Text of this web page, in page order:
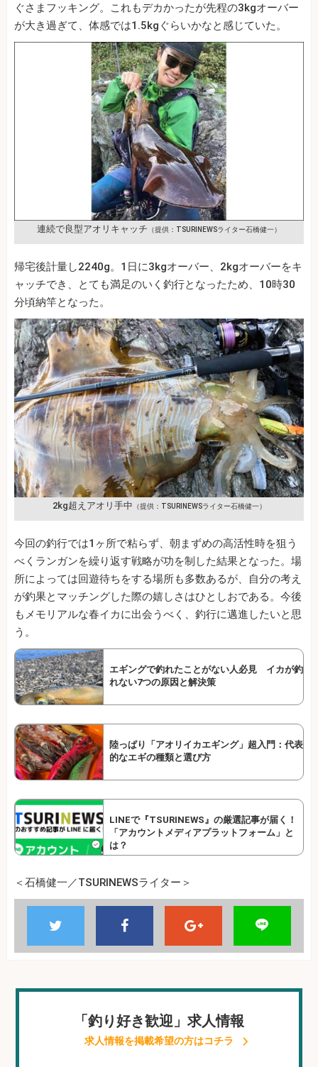
ぐさまフッキング。これもデカかったが先程の3kgオーバー
が大き過ぎて、体感では1.5kgぐらいかなと感じていた。
連続で良型アオリキャッチ （提供：TSURINEWSライター石橋健一）
帰宅後計量し2240g。1日に3kgオーバー、2kgオーバーをキ
ャッチでき、とても満足のいく釣行となったため、10時30
分頃納竿となった。
2kg超えアオリ手中 （提供：TSURINEWSライター石橋健一）
今回の釣行では1ヶ所で粘らず、朝まずめの高活性時を狙う
べくランガンを繰り返す戦略が功を制した結果となった。場
所によっては回遊待ちをする場所も多数あるが、自分の考え
が釣果とマッチングした際の嬉しさはひとしおである。今後
もメモリアルな春イカに出会うべく、釣行に邁進したいと思
う。
エギングで釣れたことがない人必見 イカが釣
れない7つの原因と解決策
陸っぱり「アオリイカエギング」超入門：代表
的なエギの種類と選び方
LINEで『TSURINEWS』の厳選記事が届く！
「アカウントメディアプラットフォーム」と
は？
＜石橋健一／TSURINEWSライター＞
「釣り好き歓迎」求人情報
求人情報を掲載希望の方はコチラ